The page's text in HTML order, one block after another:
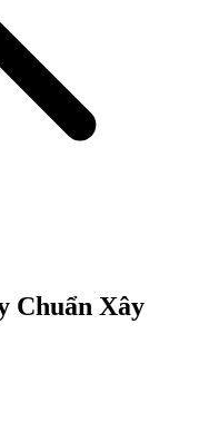
Chuẩn Xây